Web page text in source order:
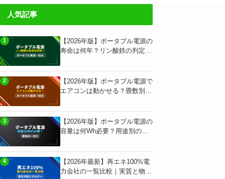
人気記事
1
【2026年版】ポータブル電源の
寿命は何年？リン酸鉄の判定基
2
【2026年版】ポータブル電源で
エアコンは動かせる？畳数別の
3
【2026年版】ポータブル電源の
容量は何Wh必要？用途別の独
4
【2026年最新】再エネ100%電
力会社の一覧比較｜実質と物理